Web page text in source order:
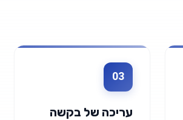
03
עריכה של בקשה